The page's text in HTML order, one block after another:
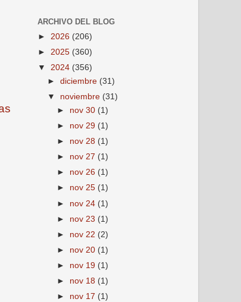
ARCHIVO DEL BLOG
► 2026 (206)
► 2025 (360)
▼ 2024 (356)
►diciembre (31)
▼ noviembre (31)
► nov 30 (1)
► nov 29 (1)
► nov 28 (1)
► nov 27 (1)
► nov 26 (1)
► nov 25 (1)
► nov 24 (1)
► nov 23 (1)
► nov 22 (2)
► nov 20 (1)
► nov 19 (1)
► nov 18 (1)
► nov 17 (1)